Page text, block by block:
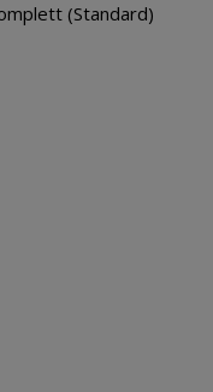
(Standard)